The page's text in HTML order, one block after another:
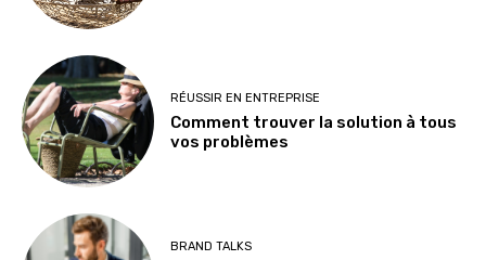
RÉUSSIR EN ENTREPRISE
Comment trouver la solution à tous
vos problèmes
BRAND TALKS